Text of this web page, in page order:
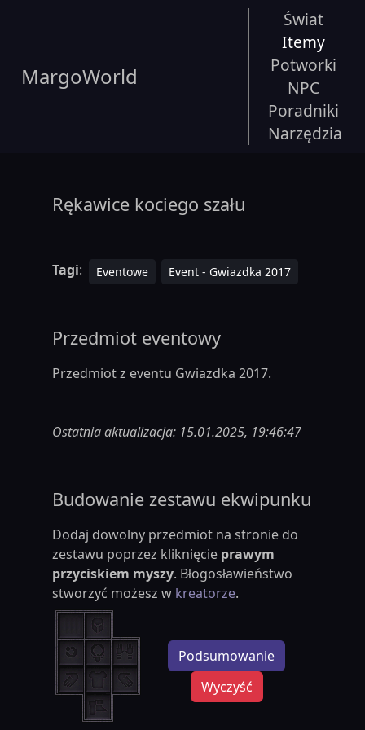
MargoWorld
Świat
Itemy
Potworki
NPC
Poradniki
Narzędzia
Rękawice kociego szału
Tagi: Eventowe Event - Gwiazdka 2017
Przedmiot eventowy
Przedmiot z eventu Gwiazdka 2017.
Ostatnia aktualizacja: 15.01.2025, 19:46:47
Budowanie zestawu ekwipunku
Dodaj dowolny przedmiot na stronie do
zestawu poprzez kliknięcie prawym
przyciskiem myszy. Błogosławieństwo
stworzyć możesz w kreatorze.
Podsumowanie
Wyczyść